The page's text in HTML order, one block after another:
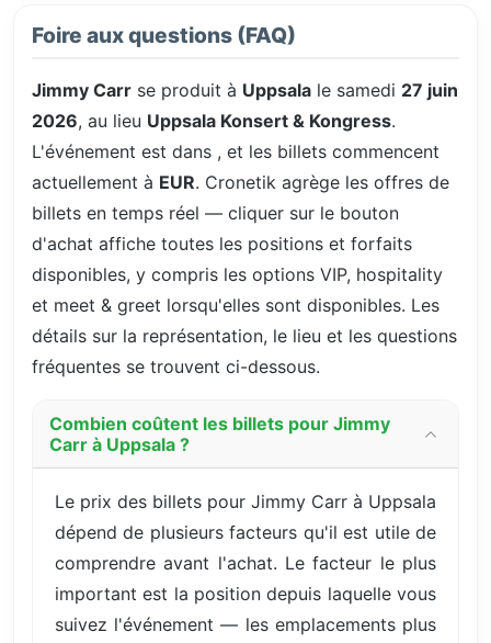
Foire aux questions (FAQ)
Jimmy Carr se produit à Uppsala le samedi 27 juin
2026, au lieu Uppsala Konsert & Kongress.
L'événement est dans , et les billets commencent
actuellement à EUR. Cronetik agrège les offres de
billets en temps réel — cliquer sur le bouton
d'achat affiche toutes les positions et forfaits
disponibles, y compris les options VIP, hospitality
et meet & greet lorsqu'elles sont disponibles. Les
détails sur la représentation, le lieu et les questions
fréquentes se trouvent ci-dessous.
Combien coûtent les billets pour Jimmy
Carr à Uppsala ?
Le prix des billets pour Jimmy Carr à Uppsala
dépend de plusieurs facteurs qu'il est utile de
comprendre avant l'achat. Le facteur le plus
important est la position depuis laquelle vous
suivez l'événement — les emplacements plus